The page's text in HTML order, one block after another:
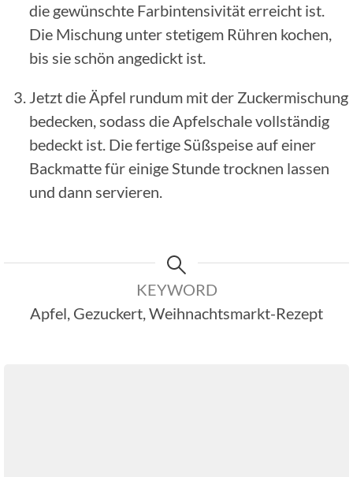
die gewünschte Farbintensivität erreicht ist.
Die Mischung unter stetigem Rühren kochen,
bis sie schön angedickt ist.
Jetzt die Äpfel rundum mit der Zuckermischung
bedecken, sodass die Apfelschale vollständig
bedeckt ist. Die fertige Süßspeise auf einer
Backmatte für einige Stunde trocknen lassen
und dann servieren.
KEYWORD
Apfel, Gezuckert, Weihnachtsmarkt-Rezept